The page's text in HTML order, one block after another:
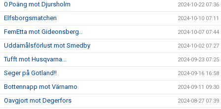
0 Poäng mot Djursholm 2024-10-22 07:36
Elfsborgsmatchen 2024-10-10 07:11
FemEtta mot Gideonsberg.. 2024-10-07 07:44
Uddamålsförlust mot Smedby 2024-10-02 07:27
Tufft mot Husqvarna... 2024-09-23 07:25
Seger på Gotland!! 2024-09-16 16:58
Bottennapp mot Värnamo 2024-09-11 09:30
Oavgjort mot Degerfors 2024-08-27 07:39